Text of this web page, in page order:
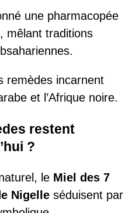
une pharmacopée
mêlant traditions
remèdes incarnent
et l’Afrique noire.
restent
?
le Miel des 7
Nigelle séduisent par